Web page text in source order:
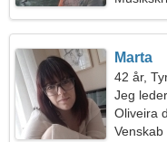
Marta
42 år,
Jeg
sammen
Oliveira
Venskab